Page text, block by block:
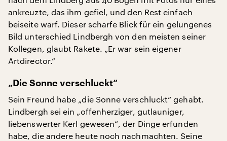
ankreuzte, das ihm gefiel, und den Rest einfach
beiseite warf. Dieser scharfe Blick für ein gelungenes
Bild unterschied Lindbergh von den meisten seiner
Kollegen, glaubt Rakete. „Er war sein eigener
Artdirector.“
„Die Sonne verschluckt“
Sein Freund habe „die Sonne verschluckt“ gehabt.
Lindbergh sei ein „offenherziger, gutlauniger,
liebenswerter Kerl gewesen“, der Dinge erfunden
habe, die andere heute noch nachmachten. Seine